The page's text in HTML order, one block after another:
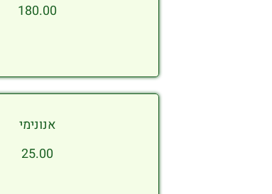
180.00
אנונימי
25.00